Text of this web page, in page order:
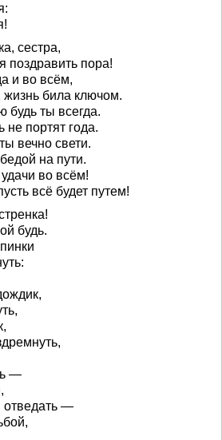
сестра,
поздравить пора!
и во всём,
била ключом.
ты всегда.
не портят года.
вечно свети.
на пути.
во всём!
всё будет путем!
будь.
—
отведать —